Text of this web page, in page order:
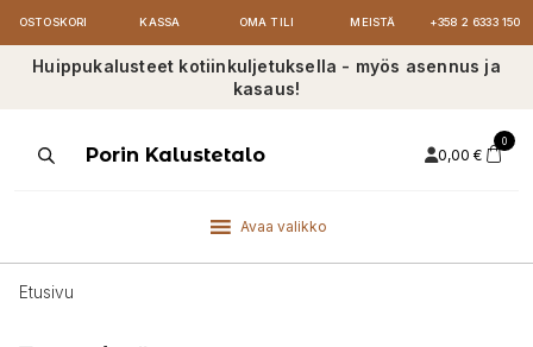
OSTOSKORI KASSA OMA TILI MEISTÄ +358 2 6333 150
Huippukalusteet kotiinkuljetuksella - myös asennus ja
kasaus!
ProductsPorin Kalustetalo 0,00 €
0
Avaa valikko
Etusivu